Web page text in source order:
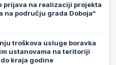
prijava na realizaciji projekta
na području grada Doboja“
troškova usluge boravka
ustanovama na teritoriji
kraja godine